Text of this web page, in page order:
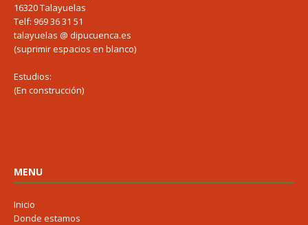
16320 Talayuelas
Telf: 969 36 31 51
talayuelas @ dipucuenca.es
(suprimir espacios en blanco)
Estudios:
(En construcción)
MENU
Inicio
Donde estamos